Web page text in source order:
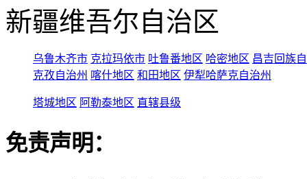
新疆维吾尔自治区
乌鲁木齐市 克拉玛依市 吐鲁番地区 哈密地区 昌吉回族
克孜自治州 喀什地区 和田地区 伊犁哈萨克自治州
塔城地区 阿勒泰地区 直辖县级
免责声明：